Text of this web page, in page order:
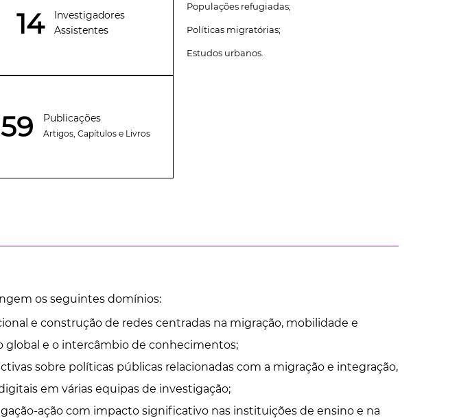
14
Investigadores
Assistentes
Publicações
Artigos, Capítulos e Livros
Populações refugiadas;
Políticas migratórias;
Estudos urbanos.
os seguintes domínios:
e construção de redes centradas na migração, mobilidade e
global e o intercâmbio de conhecimentos;
sobre políticas públicas relacionadas com a migração e integração,
em várias equipas de investigação;
ação com impacto significativo nas instituições de ensino e na